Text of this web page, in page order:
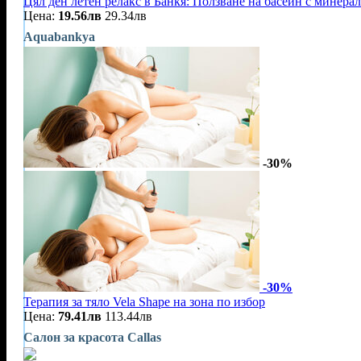
Цена: 19.56лв 29.34лв
Aquabankya
-30%
-30%
Терапия за тяло Vela Shape на зона по избор
Цена: 79.41лв 113.44лв
Салон за красота Callas